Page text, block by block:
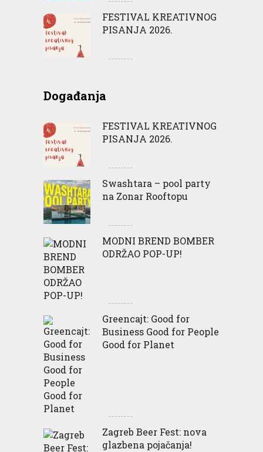
FESTIVAL KREATIVNOG
PISANJA 2026.
Događanja
FESTIVAL KREATIVNOG
PISANJA 2026.
Swashtara – pool party
na Zonar Rooftopu
MODNI BREND BOMBER
ODRŽAO POP-UP!
Greencajt: Good for
Business Good for People
Good for Planet
Zagreb Beer Fest: nova
glazbena pojačanja!